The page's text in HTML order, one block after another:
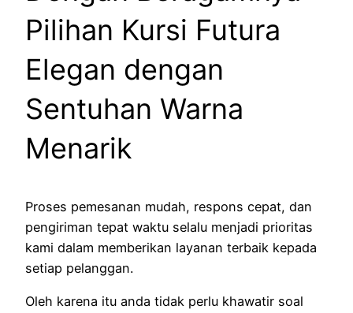
Pilihan Kursi Futura
Elegan dengan
Sentuhan Warna
Menarik
Proses pemesanan mudah, respons cepat, dan
pengiriman tepat waktu selalu menjadi prioritas
kami dalam memberikan layanan terbaik kepada
setiap pelanggan.
Oleh karena itu anda tidak perlu khawatir soal